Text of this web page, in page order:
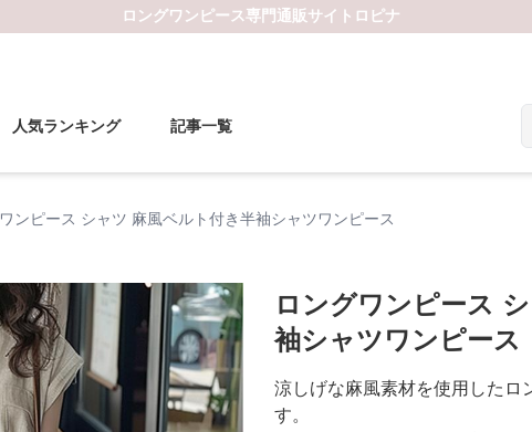
ロングワンピース専門通販サイト ロピナ
人気ランキング 記事一覧
ンピース シャツ 麻風ベルト付き半袖シャツワンピース
ロングワンピース
袖シャツワンピース
涼しげな麻風素材を使用したロ
す。